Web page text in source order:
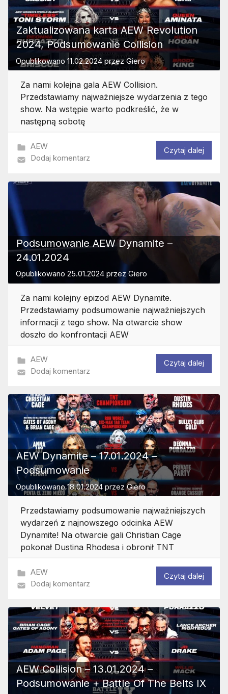
Zaktualizowana karta AEW Revolution
2024, Podsumowanie Collision
Opublikowano 11.02.2024 przezGiero
Za nami kolejna gala AEW Collision.
Przedstawiamy najważniejsze wydarzenia z tego
show. Na wstępie warto podkreślić, że w
następną sobotę
AEW
Dodaj komentarz
Czytaj dalej
Podsumowanie AEW Dynamite –
24.01.2024
Opublikowano 25.01.2024 przez Giero
Za nami kolejny epizod AEW Dynamite.
Przedstawiamy podsumowanie najważniejszych
informacji z tego show. Na otwarcie show
doszło do konfrontacji AEW
AEW
Dodaj komentarz
Czytaj dalej
AEW Dynamite – 17.01.2024 –
Podsumowanie
Opublikowano18.01.2024 przezGiero
Przedstawiamy podsumowanie najważniejszych
wydarzeń z najnowszego odcinka AEW
Dynamite! Na otwarcie gali Christian Cage
pokonał Dustina Rhodesa i obronił TNT
AEW
Dodaj komentarz
Czytaj dalej
AEW Collision – 13.01.2024 –
Podsumowanie + Battle Of The Belts IX